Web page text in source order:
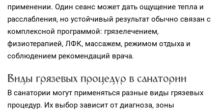
применении. Один сеанс может дать ощущение тепла и
расслабления, но устойчивый результат обычно связан с
комплексной программой: грязелечением,
физиотерапией, ЛФК, массажем, режимом отдыха и
соблюдением рекомендаций врача.
Виды грязевых процедур в санатории
В санатории могут применяться разные виды грязевых
процедур. Их выбор зависит от диагноза, зоны